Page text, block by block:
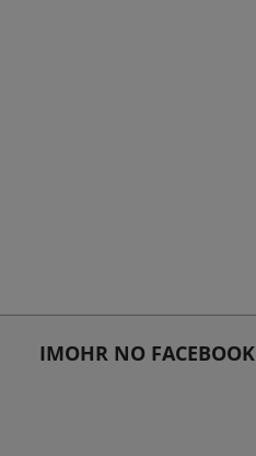
IMOHR NO FACEBOOK